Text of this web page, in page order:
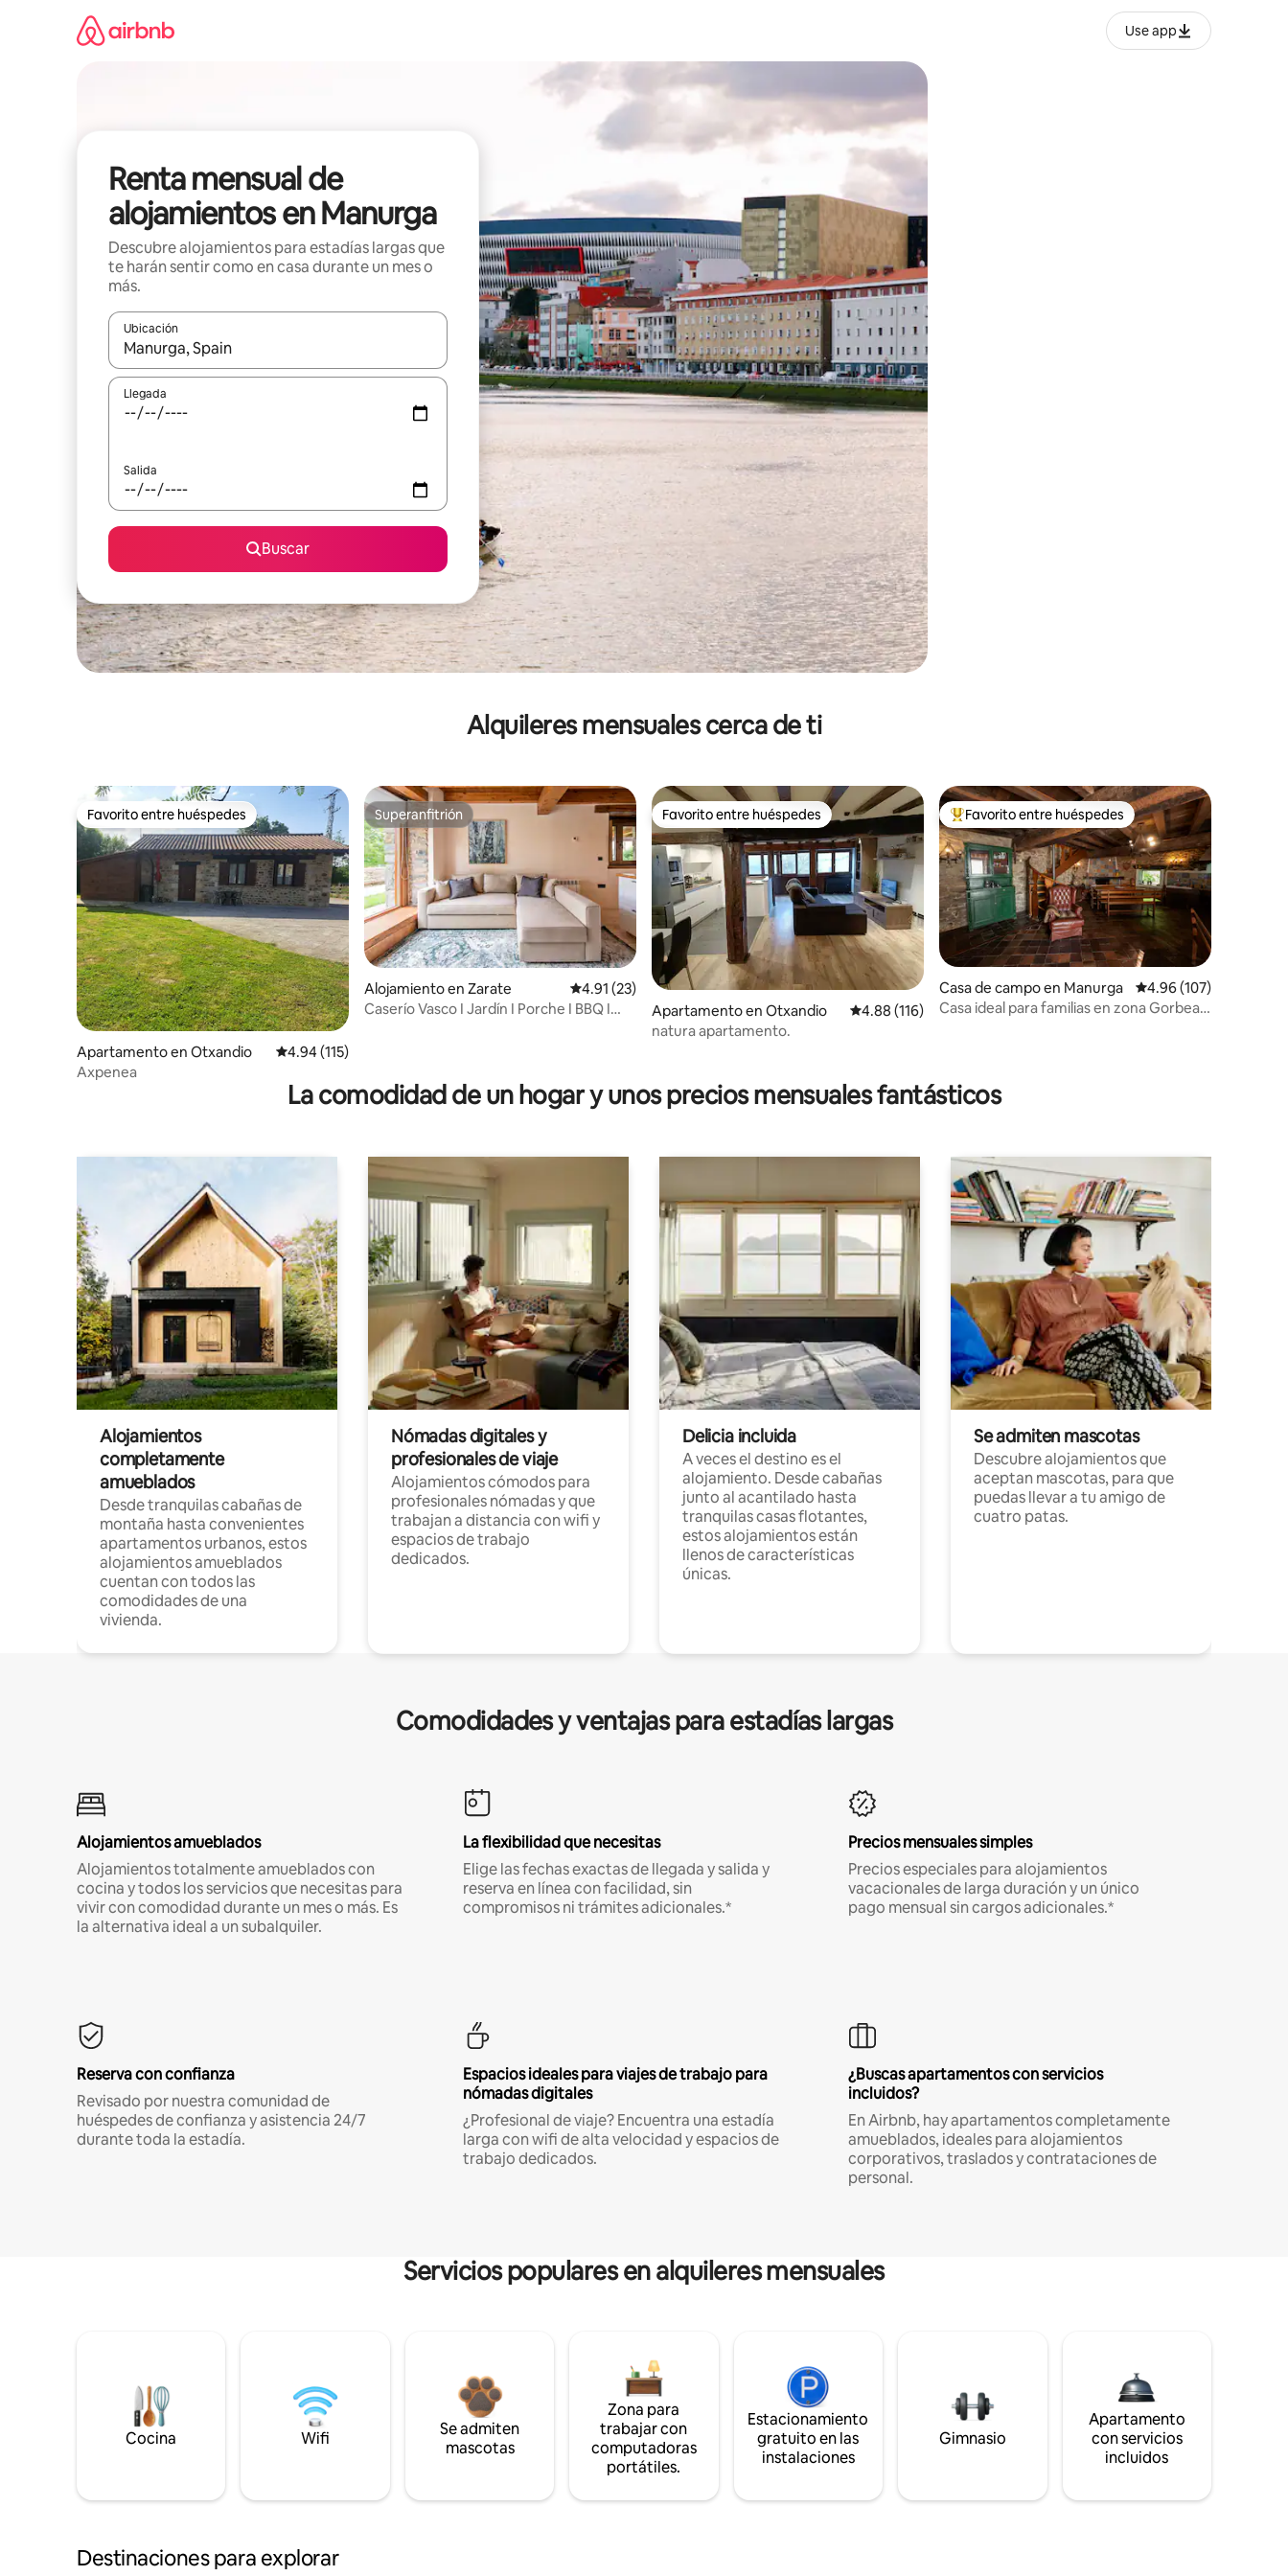
Use app
Renta mensual de
alojamientos en Manurga
Descubre alojamientos para estadías largas que
te harán sentir como en casa durante un mes o
más.
Ubicación
Cuando los resultados estén disponibles, navega con las teclas de flecha hacia arriba y hacia abajo o explora con el tacto o desliza el dedo.
Llegada
Salida
Buscar
Alquileres mensuales cerca de ti
Favorito entre huéspedes
Favorito entre huéspedes
Apartamento en Otxandio Calificación promedio: 4.94 de 5, 115 reseñas
4.94 (115)
Axpenea
Superanfitrión
Superanfitrión
Alojamiento en Zarate Calificación promedio: 4.91 de 5, 23 reseñas
4.91 (23)
Caserío Vasco I Jardín I Porche I BBQ I
Favorito entre huéspedes
Favorito entre huéspedes
Apartamento en Otxandio Calificación promedio: 4.88 de 5, 116 reseñas
4.88 (116)
natura apartamento.
Favorito entre huéspedes preferido
Favorito entre huéspedes
Casa de campo en Manurga Calificación promedio:
4.96 (107)
Casa ideal para familias en zona Gorbea
La comodidad de un hogar y unos precios mensuales fantásticos
Alojamientos
completamente
amueblados
Desde tranquilas cabañas de
montaña hasta convenientes
apartamentos urbanos, estos
alojamientos amueblados
cuentan con todos las
comodidades de una
vivienda.
Nómadas digitales y
profesionales de viaje
Alojamientos cómodos para
profesionales nómadas y que
trabajan a distancia con wifi y
espacios de trabajo
dedicados.
Delicia incluida
A veces el destino es el
alojamiento. Desde cabañas
junto al acantilado hasta
tranquilas casas flotantes,
estos alojamientos están
llenos de características
únicas.
Se admiten mascotas
Descubre alojamientos que
aceptan mascotas, para que
puedas llevar a tu amigo de
cuatro patas.
Comodidades y ventajas para estadías largas
Alojamientos amueblados
Alojamientos totalmente amueblados con
cocina y todos los servicios que necesitas para
vivir con comodidad durante un mes o más. Es
la alternativa ideal a un subalquiler.
La flexibilidad que necesitas
Elige las fechas exactas de llegada y salida y
reserva en línea con facilidad, sin
compromisos ni trámites adicionales.*
Precios mensuales simples
Precios especiales para alojamientos
vacacionales de larga duración y un único
pago mensual sin cargos adicionales.*
Reserva con confianza
Revisado por nuestra comunidad de
huéspedes de confianza y asistencia 24/7
durante toda la estadía.
Espacios ideales para viajes de trabajo para
nómadas digitales
¿Profesional de viaje? Encuentra una estadía
larga con wifi de alta velocidad y espacios de
trabajo dedicados.
¿Buscas apartamentos con servicios
incluidos?
En Airbnb, hay apartamentos completamente
amueblados, ideales para alojamientos
corporativos, traslados y contrataciones de
personal.
Servicios populares en alquileres mensuales
Cocina Wifi
Se admiten
mascotas
Zona para
trabajar con
computadoras
portátiles.
Estacionamiento
gratuito en las
instalaciones
Gimnasio
Apartamento
con servicios
incluidos
Destinaciones para explorar